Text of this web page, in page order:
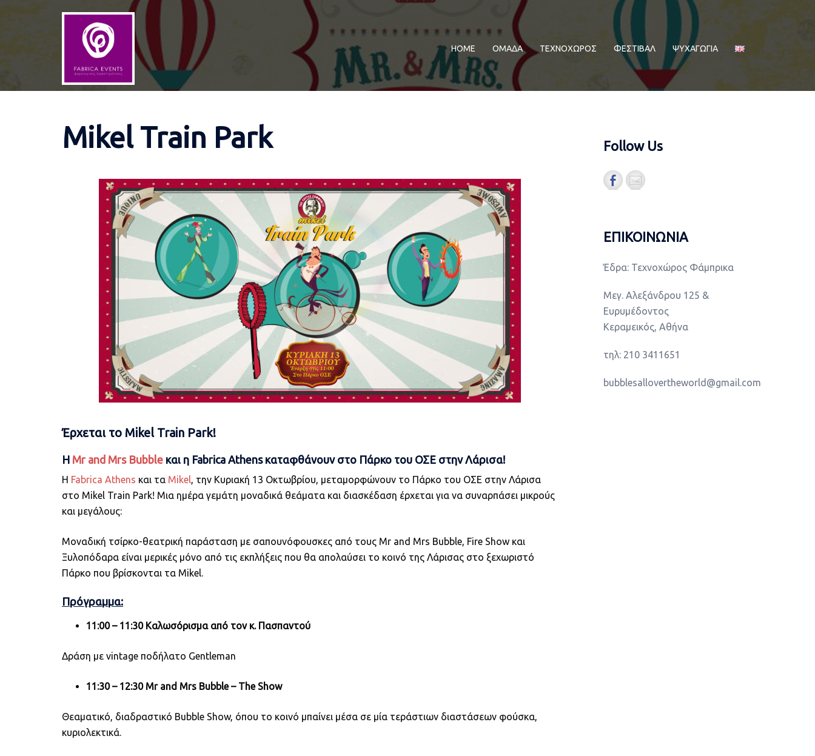
ΗΟΜΕ ΟΜΑΔΑ ΤΕΧΝΟΧΩΡΟΣ ΦΕΣΤΙΒΑΛ ΨΥΧΑΓΩΓΙΑ
Mikel Train Park
Έρχεται το Mikel Train Park!
Η Mr and Mrs Bubble και η Fabrica Athens καταφθάνουν στο Πάρκο του ΟΣΕ στην Λάρισα!
Η Fabrica Athens και τα Mikel
, την Κυριακή 13 Οκτωβρίου, μεταμορφώνουν το Πάρκο του ΟΣΕ στην Λάρισα
στο Mikel Train Park! Μια ημέρα γεμάτη μοναδικά θεάματα και διασκέδαση έρχεται για να συναρπάσει μικρούς
και μεγάλους:
Μοναδική τσίρκο-θεατρική παράσταση με σαπουνόφουσκες από τους Mr and Mrs Bubble, Fire Show και
Ξυλοπόδαρα είναι μερικές μόνο από τις εκπλήξεις που θα απολαύσει το κοινό της Λάρισας στο ξεχωριστό
Πάρκο που βρίσκονται τα Mikel.
Πρόγραμμα:
11:00 – 11:30 Καλωσόρισμα από τον κ. Πασπαντού
Δράση με vintage ποδήλατο Gentleman
11:30 – 12:30 Mrand Mrs Bubble – The Show
Θεαματικό, διαδραστικό Bubble Show, όπου το κοινό μπαίνει μέσα σε μία τεράστιων διαστάσεων φούσκα,
κυριολεκτικά.
Follow Us
ΕΠΙΚΟΙΝΩΝΙΑ
Έδρα: Τεχνοχώρος Φάμπρικα
Μεγ. Αλεξάνδρου 125 &
Ευρυμέδοντος
Κεραμεικός, Αθήνα
τηλ: 210 3411651
bubblesallovertheworld@gmail.com